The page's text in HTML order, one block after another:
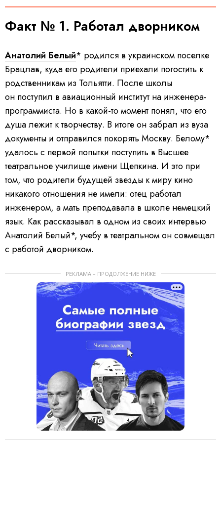
Факт № 1. Работал дворником
Анатолий Белый* родился в украинском поселке
Брацлав, куда его родители приехали погостить к
родственникам из Тольятти. После школы
он поступил в авиационный институт на инженера-
программиста. Но в какой-то момент понял, что его
душа лежит к творчеству. В итоге он забрал из вуза
документы и отправился покорять Москву. Белому*
удалось с первой попытки поступить в Высшее
театральное училище имени Щепкина. И это при
том, что родители будущей звезды к миру кино
никакого отношения не имели: отец работал
инженером, а мать преподавала в школе немецкий
язык. Как рассказывал в одном из своих интервью
Анатолий Белый*, учебу в театральном он совмещал
с работой дворником.
РЕКЛАМА – ПРОДОЛЖЕНИЕ НИЖЕ